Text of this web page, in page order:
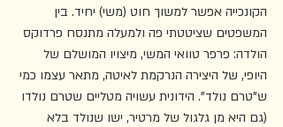
הקונכייה אפשר למשוך חוט (משי) יחיד. בין
המשפטים שציטטתי פה ולמעלה מתנסח פרדוקס
הולדה: פרפר טוואי המשי, מיצויו המושלם של
היופי, של היצירה הנרקמת לאיטה, מתאר עצמו כמי
ש"טרם נולד". הידונית עשויה מטליים שטרם נולדו
(גם היא מן גלגול של מרטיר, ישו שנולד בלא